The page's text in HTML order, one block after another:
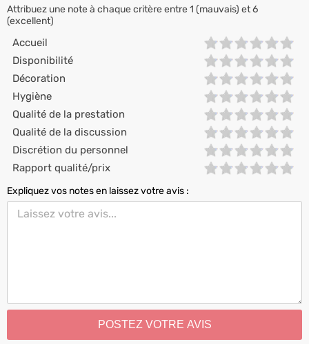
Attribuez une note à chaque critère entre 1 (mauvais) et 6
(excellent)
Accueil
Disponibilité
Décoration
Hygiène
Qualité de la prestation
Qualité de la discussion
Discrétion du personnel
Rapport qualité/prix
Expliquez vos notes en laissez votre avis :